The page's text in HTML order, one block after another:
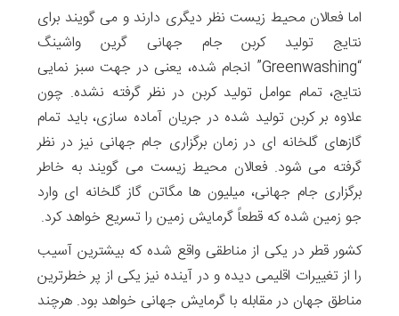
اما فعالان محیط زیست نظر دیگری دارند و می گویند برای
نتایج تولید کربن جام جهانی گرین واشینگ
“Greenwashing” انجام شده، یعنی در جهت سبز نمایی
نتایج، تمام عوامل تولید کربن در نظر گرفته نشده. چون
علاوه بر کربن تولید شده در جریان آماده سازی، باید تمام
گازهای گلخانه ای در زمان برگزاری جام جهانی نیز در نظر
گرفته می شود. فعالان محیط زیست می گویند به خاطر
برگزاری جام جهانی، میلیون ها مگاتن گاز گلخانه ای وارد
جو زمین شده که قطعاً گرمایش زمین را تسریع خواهد کرد.
کشور قطر در یکی از مناطقی واقع شده که بیشترین آسیب
را از تغییرات اقلیمی دیده و در آینده نیز یکی از پر خطرترین
مناطق جهان در مقابله با گرمایش جهانی خواهد بود. هرچند